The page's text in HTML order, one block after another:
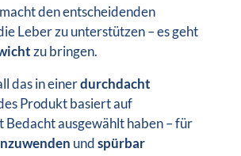
den entscheidenden
Leber zu unterstützen – es geht
zu bringen.
das in einerdurchdacht
Produkt basiert auf
Bedacht ausgewählt haben – für
undspürbar